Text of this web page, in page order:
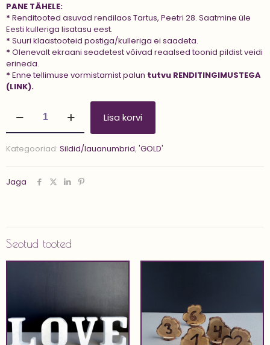
PANE TÄHELE:
* Renditooted asuvad rendilaos Tartus, Peetri 28. Saatmine üle
Eesti kulleriga lisatasu eest.
* Suuri klaastooteid postiga/kulleriga ei saadeta.
* Olenevalt ekraani seadetest võivad reaalsed toonid pildist veidi
erineda.
* Enne tellimuse vormistamist palun tutvu RENDITINGIMUSTEGA
(LINK).
'DESA'
kogus
Lisa korvi
Kategooriad: Sildid/lauanumbrid, 'GOLD'
Jaga
Seotud tooted